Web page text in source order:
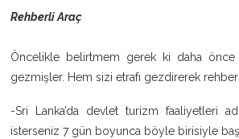
Rehberli Araç
Öncelikle belirtmem gerek ki daha
gezmişler. Hem sizi etrafı gezdirerek
-Sri Lanka’da devlet turizm faaliyetleri
isterseniz 7 gün boyunca böyle birisiyle